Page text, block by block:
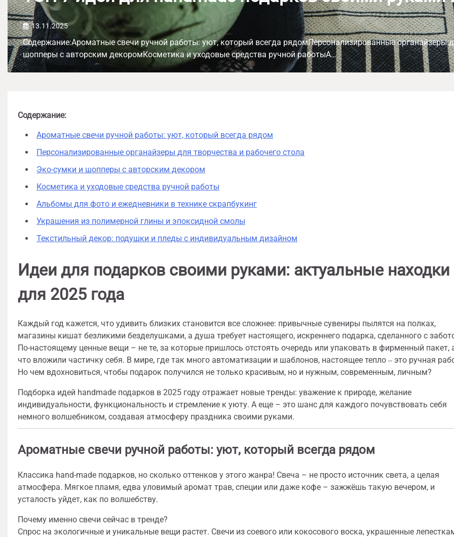
13.11.2025
Содержание:Ароматные свечи ручной работы: уют, который всегда рядомПерсонализированные органайзеры
шопперы с авторским декоромКосметика и уходовые средства ручной работыА…
Содержание:
Ароматные свечи ручной работы: уют, который всегда рядом
Персонализированные органайзеры для творчества и рабочего стола
Эко-сумки и шопперы с авторским декором
Косметика и уходовые средства ручной работы
Альбомы для фото и ежедневники в технике скрапбукинг
Украшения из полимерной глины и эпоксидной смолы
Текстильный декор: подушки и пледы с индивидуальным дизайном
Идеи для подарков своими руками: актуальные находки
для 2025 года
Каждый год кажется, что удивить близких становится все сложнее: привычные сувениры пылятся на полках,
магазины кишат безликими безделушками, а душа требует настоящего, искреннего подарка, сделанного с
По-настоящему ценные вещи – не те, за которые пришлось отстоять очередь или упаковать в фирменный пакет,
что вложили частичку себя. В мире, где так много автоматизации и шаблонов, настоящее тепло ‒ это ручная
Но чем вдохновиться, чтобы подарок получился не только красивым, но и нужным, современным, личным?
Подборка идей handmade подарков в 2025 году отражает новые тренды: уважение к природе, желание
индивидуальности, функциональность и стремление к уюту. А еще – это шанс для каждого почувствовать себя
немного волшебником, создавая атмосферу праздника своими руками.
Ароматные свечи ручной работы: уют, который всегда рядом
Классика hand-made подарков, но сколько оттенков у этого жанра! Свеча – не просто источник света, а целая
атмосфера. Мягкое пламя, едва уловимый аромат трав, специи или даже кофе – зажжёшь такую вечером, и
усталость уйдет, как по волшебству.
Почему именно свечи сейчас в тренде?
Спрос на экологичные и уникальные вещи растет. Свечи из соевого или кокосового воска, украшенные